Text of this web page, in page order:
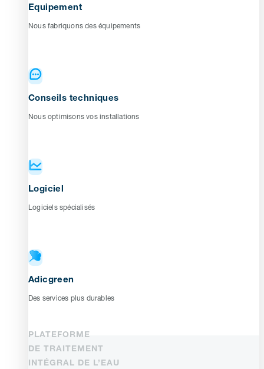
Equipement
Nous fabriquons des équipements
Conseils techniques
Nous optimisons vos installations
Logiciel
Logiciels spécialisés
Adicgreen
Des services plus durables
PLATEFORME
DE TRAITEMENT
INTÉGRAL DE L’EAU